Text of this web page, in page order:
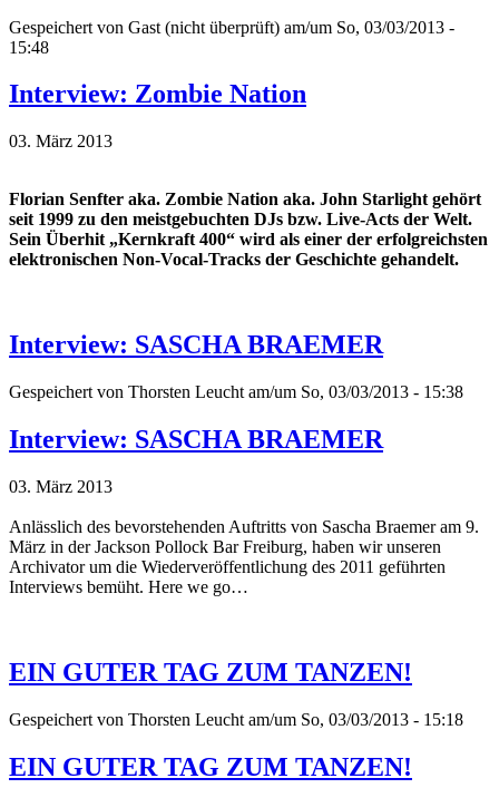
Gespeichert von Gast (nicht überprüft) am/um So, 03/03/2013 -
15:48
Interview: Zombie Nation
03. März 2013
Florian Senfter aka. Zombie Nation aka. John Starlight gehört
seit 1999 zu den meistgebuchten DJs bzw. Live-Acts der Welt.
Sein Überhit „Kernkraft 400“ wird als einer der erfolgreichsten
elektronischen Non-Vocal-Tracks der Geschichte gehandelt.
Interview: SASCHA BRAEMER
Gespeichert von Thorsten Leucht am/um So, 03/03/2013 - 15:38
Interview: SASCHA BRAEMER
03. März 2013
Anlässlich des bevorstehenden Auftritts von Sascha Braemer am 9.
März in der Jackson Pollock Bar Freiburg, haben wir unseren
Archivator um die Wiederveröffentlichung des 2011 geführten
Interviews bemüht. Here we go…
EIN GUTER TAG ZUM TANZEN!
Gespeichert von Thorsten Leucht am/um So, 03/03/2013 - 15:18
EIN GUTER TAG ZUM TANZEN!